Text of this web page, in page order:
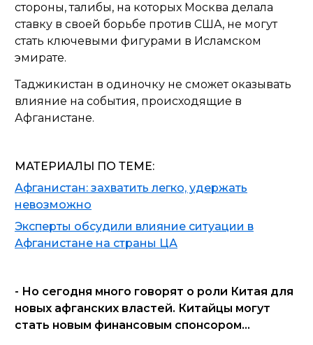
стороны, талибы, на которых Москва делала
ставку в своей борьбе против США, не могут
стать ключевыми фигурами в Исламском
эмирате.
Таджикистан в одиночку не сможет оказывать
влияние на события, происходящие в
Афганистане.
МАТЕРИАЛЫ ПО ТЕМЕ:
Афганистан: захватить легко, удержать
невозможно
Эксперты обсудили влияние ситуации в
Афганистане на страны ЦА
- Но сегодня много говорят о роли Китая для
новых афганских властей. Китайцы могут
стать новым финансовым спонсором…